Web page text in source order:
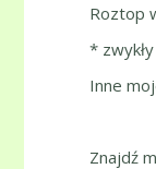
Roztop
*
Inne
Znajdź